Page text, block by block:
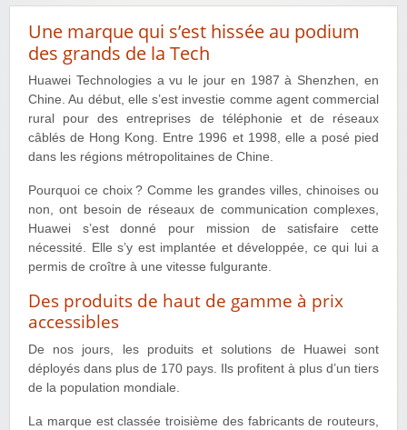
Une marque qui s’est hissée au podium
des grands de la Tech
Huawei Technologies a vu le jour en 1987 à Shenzhen, en
Chine. Au début, elle s’est investie comme agent commercial
rural pour des entreprises de téléphonie et de réseaux
câblés de Hong Kong. Entre 1996 et 1998, elle a posé pied
dans les régions métropolitaines de Chine.
Pourquoi ce choix ? Comme les grandes villes, chinoises ou
non, ont besoin de réseaux de communication complexes,
Huawei s’est donné pour mission de satisfaire cette
nécessité. Elle s’y est implantée et développée, ce qui lui a
permis de croître à une vitesse fulgurante.
Des produits de haut de gamme à prix
accessibles
De nos jours, les produits et solutions de Huawei sont
déployés dans plus de 170 pays. Ils profitent à plus d’un tiers
de la population mondiale.
La marque est classée troisième des fabricants de routeurs,